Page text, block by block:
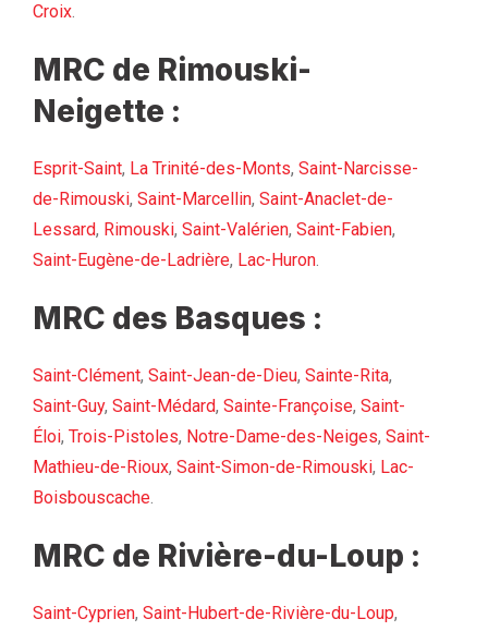
Croix.
MRC de Rimouski-
Neigette :
Esprit-Saint, La Trinité-des-Monts, Saint-Narcisse-
de-Rimouski, Saint-Marcellin, Saint-Anaclet-de-
Lessard, Rimouski, Saint-Valérien, Saint-Fabien,
Saint-Eugène-de-Ladrière, Lac-Huron.
MRC des Basques :
Saint-Clément, Saint-Jean-de-Dieu, Sainte-Rita,
Saint-Guy, Saint-Médard, Sainte-Françoise, Saint-
Éloi, Trois-Pistoles, Notre-Dame-des-Neiges, Saint-
Mathieu-de-Rioux, Saint-Simon-de-Rimouski, Lac-
Boisbouscache.
MRC de Rivière-du-Loup :
Saint-Cyprien, Saint-Hubert-de-Rivière-du-Loup,